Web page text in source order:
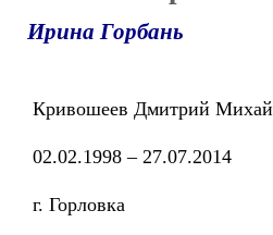
Ирина Горбань
Кривошеев Дмитрий
02.02.1998 – 27.07.2014
г. Горловка